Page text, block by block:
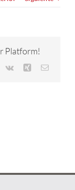
Platform!
Vk Xing Correo